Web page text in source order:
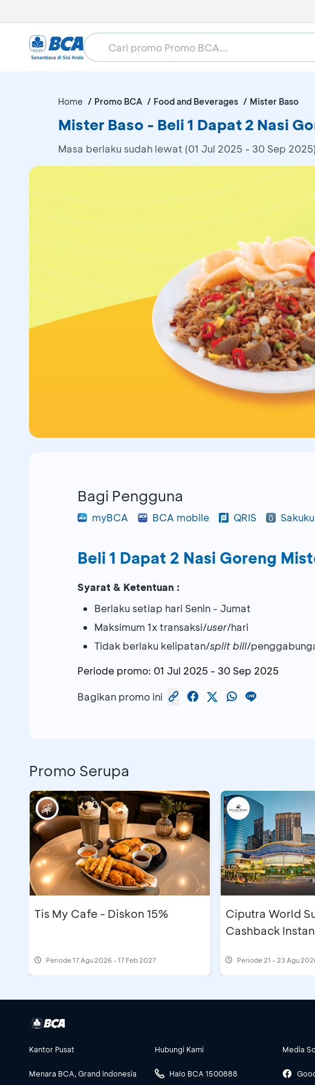
Home Promo BCA Food and Beverages Mister Baso
Mister Baso - Beli 1 Dapat 2 Nasi
Masa berlaku sudah lewat (01 Jul 2025 - 30 Sep 2025)
Bagi Pengguna
myBCA BCA mobile QRIS Sakuku
Beli 1 Dapat 2 Nasi Goreng
Syarat & Ketentuan :
Berlaku setiap hari Senin - Jumat
Maksimum 1x transaksi/user/hari
Tidak berlaku kelipatan/split bill/
Periode promo: 01 Jul 2025 - 30 Sep 2025
Bagikan promo ini
Promo Serupa
Tis My Cafe - Diskon 15%
Periode17 Agu 2026 - 17 Feb 2027
Ciputra World
Cashback
Periode21 - 23 Agu
Kantor Pusat
Menara BCA, Grand Indonesia
Hubungi Kami
Halo BCA 1500888
Media